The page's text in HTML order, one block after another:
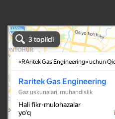
RAritek Gas Engineering в Ташкенте
Ташкент